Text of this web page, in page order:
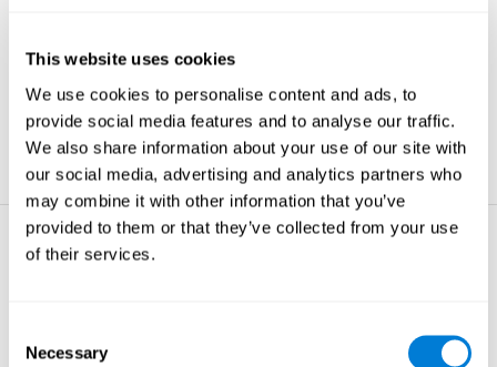
This website uses cookies
We use cookies to personalise content and ads, to
provide social media features and to analyse our traffic.
We also share information about your use of our site with
our social media, advertising and analytics partners who
may combine it with other information that you’ve
provided to them or that they’ve collected from your use
of their services.
Selection
Necessary
savons que le sommeil est
essentiel à notre survie : de
longues périodes sans
sommeil peuvent conduire à
des hallucinations et même à
la mort.
plus d'astuces